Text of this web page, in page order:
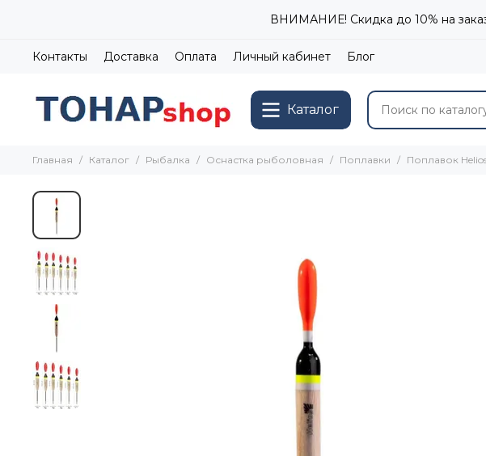
ВНИМАНИЕ! Скидка до 10% на
Контакты Доставка Оплата Личный кабинет Блог
Каталог
Главная Каталог Рыбалка Оснастка рыболовная Поплавки Поплавок